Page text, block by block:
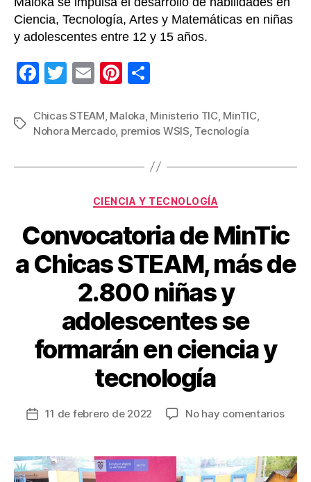
Ciencia, Tecnología, Artes y Matemáticas en niñas
y adolescentes entre 12 y 15 años.
F
c
e
b
k
T
tt
er
E
ail
Pi
er
e
st
m
p
ar
Etiquetas
Chicas STEAM, Maloka, Ministerio TIC, MinTIC,
Nohora Mercado, premios WSIS, Tecnología
Categorías
CIENCIA Y TECNOLOGÍA
Convocatoria de MinTic
a Chicas STEAM, más de
2.800 niñas y
adolescentes se
formarán en ciencia y
tecnología
Fecha
entrada
11 de febrero de 2022 No hay comentariosen
a